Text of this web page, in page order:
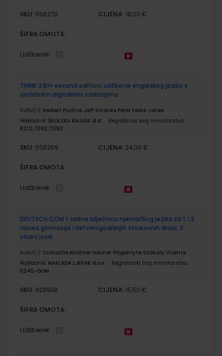
SKU: 556270 CIJENA: 18,00 €
ŠIFRA OMOTA:
Udžbenik
THINK 3 B1+ second edition; udžbenik engleskog jezika s
dodatnim digitalnim sadržajima
Autor(i): Herbert Puchta Jeff Stranks Peter Lewis-Jones
Nakladnik: ŠKOLSKA KNJIGA d.d.
Registarski broj ministarstva:
8212;7092;7093
SKU: 556269 CIJENA: 24,00 €
ŠIFRA OMOTA:
Udžbenik
DEUTSCH.COM 1; radna bilježnica njemačkog jezika za 1. i 2.
razred gimnazija i četverogodišnjih strukovnih škola, 2.
strani jezik
Autor(i): Cristache Kirchner Neuner Pilypaityte Szakaly Vicente
Nakladnik: NAKLADA LJEVAK d.o.o.
Registarski broj ministarstva:
6245-DOM
SKU: 928938 CIJENA: 15,50 €
ŠIFRA OMOTA:
Udžbenik